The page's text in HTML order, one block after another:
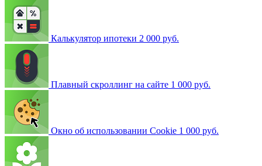
Калькулятор ипотеки 2 000 руб.
Плавный скроллинг на сайте 1 000 руб.
Окно об использовании Cookie 1 000 руб.